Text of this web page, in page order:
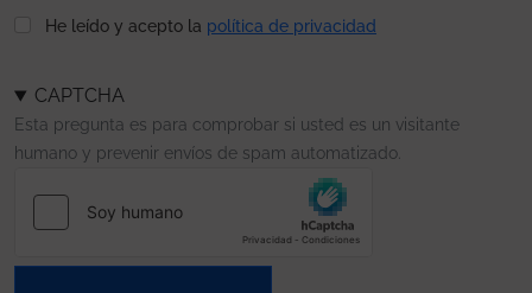
He leído y acepto la política de privacidad
CAPTCHA
Esta pregunta es para comprobar si usted es un visitante
humano y prevenir envíos de spam automatizado.